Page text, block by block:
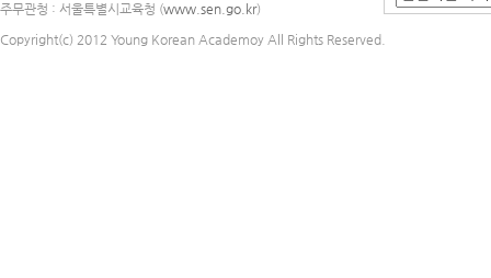
주무관청 : 서울특별시교육청 (www.sen.go.kr)
Copyright(c) 2012 Young Korean Academoy All Rights Reserved.